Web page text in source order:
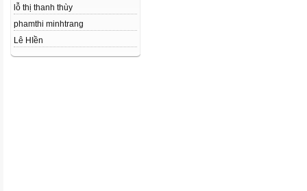
lỗ thị thanh thùy
phamthi minhtrang
Lê HIền